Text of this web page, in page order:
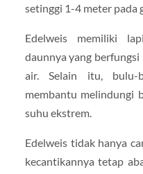
setinggi 1-4 meter pada
Edelweis memiliki
daunnya yang
air. Selain itu, bulu-
membantu melindungi
suhu ekstrem.
Edelweis tidak hanya
kecantikannya tetap